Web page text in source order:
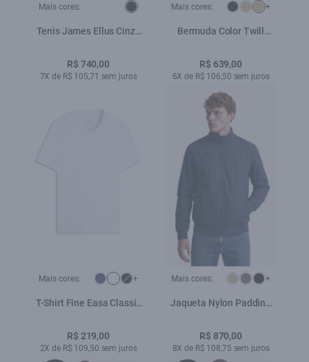
Mais cores:
Tenis James Ellus Cinza
R$ 740,00
7X de R$ 105,71 sem juros
Mais cores: +
Bermuda Color Twill
R$ 639,00
6X de R$ 106,50 sem juros
Mais cores: +
T-Shirt Fine Easa Classic
R$ 219,00
2X de R$ 109,50 sem juros
Mais cores: +
Jaqueta Nylon Padding
R$ 870,00
8X de R$ 108,75 sem juros